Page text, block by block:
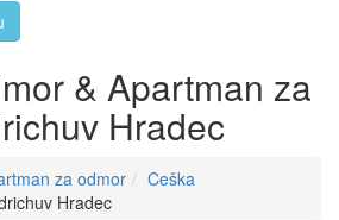
& Apartman za
Hradec
za odmor
Ceška
Hradec